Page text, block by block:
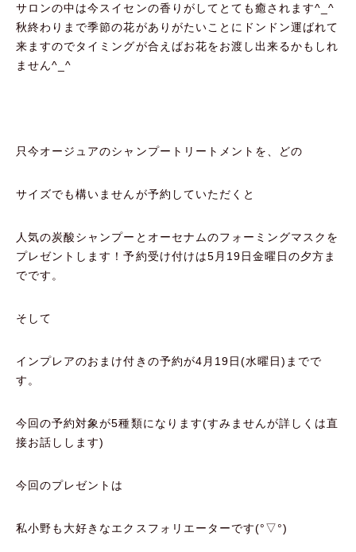
サロンの中は今スイセンの香りがしてとても癒されます^_^
秋終わりまで季節の花がありがたいことにドンドン運ばれて
来ますのでタイミングが合えばお花をお渡し出来るかもしれ
ません^_^
只今オージュアのシャンプートリートメントを、どの
サイズでも構いませんが予約していただくと
人気の炭酸シャンプーとオーセナムのフォーミングマスクを
プレゼントします！予約受け付けは5月19日金曜日の夕方ま
でです。
そして
インプレアのおまけ付きの予約が4月19日(水曜日)までで
す。
今回の予約対象が5種類になります(すみませんが詳しくは直
接お話しします)
今回のプレゼントは
私小野も大好きなエクスフォリエーターです(°▽°)